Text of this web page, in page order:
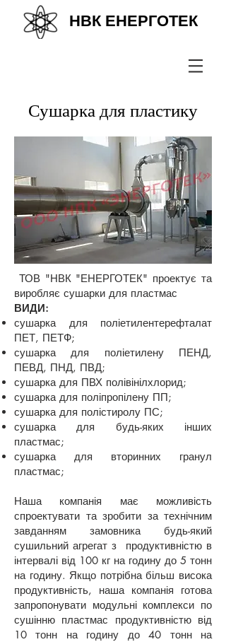
НВК ЕНЕРГОТЕК
Сушарка для пластику
ТОВ "НВК "ЕНЕРГОТЕК" проектує та
виробляє сушарки для пластмас
ВИДИ:
сушарка для поліетилентерефталат
ПЕТ, ПЕТФ;
сушарка для поліетилену ПЕНД,
ПЕВД, ПНД, ПВД;
сушарка для ПВХ полівінілхлорид;
сушарка для поліпропілену ПП;
сушарка для полістиролу ПС;
сушарка для будь-яких інших
пластмас;
сушарка для вторинних гранул
пластмас;
Наша компанія має можливість
спроектувати та зробити за технічним
завданням замовника будь-який
сушильний агрегат з продуктивністю в
інтервалі від 100 кг на годину до 5 тонн
на годину. Якщо потрібна більш висока
продуктивність, наша компанія готова
запропонувати модульні комплекси по
сушінню пластмас продуктивністю від
10 тонн на годину до 40 тонн на